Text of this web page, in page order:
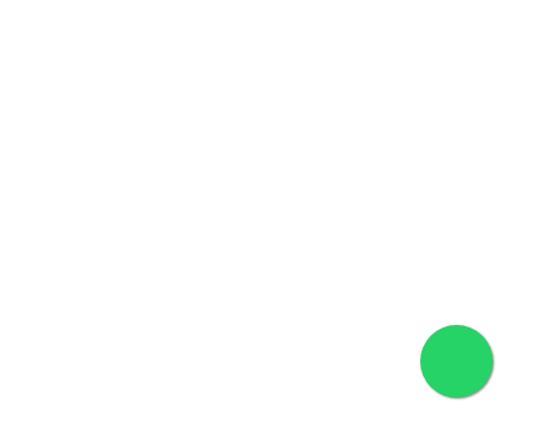
Rua Emiliano Perneta 288 Loja 02 – Shopping Green Tower
– CEP: 80.010-050 – Centro – Curitiba – Paraná